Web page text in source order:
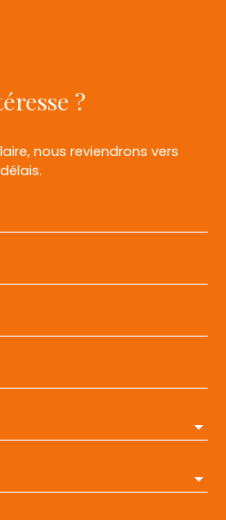
?
nous reviendrons vers